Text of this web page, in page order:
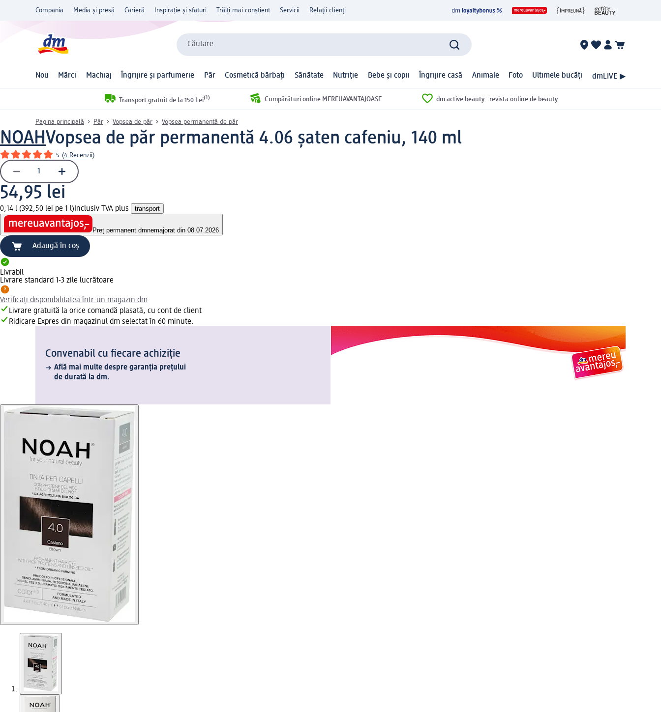
Compania Media și presă Carieră Inspirație și sfaturi Trăiți mai conștient Servicii Relații clienți
Căutare
Nou Mărci Machiaj Îngrijire și parfumerie Păr Cosmetică bărbați Sănătate Nutriție Bebe și copii Îngrijire casă Animale Foto Ultimele bucăți dmLIVE ▶
Transport gratuit de la 150 Lei(1) Cumpărături online MEREUAVANTAJOASE dm active beauty - revista online de beauty
Pagina principală Păr Vopsea de păr Vopsea permanentă de păr
NOAHVopsea de păr permanentă 4.06 șaten cafeniu, 140 ml
5 (4 Recenzii)
54,95 lei
0,14 l (392,50 lei pe 1 l) Inclusiv TVA plus transport
Preț permanent dmnemajorat din 08.07.2026
Adaugă în coș
Livrabil
Livrare standard 1-3 zile lucrătoare
Verificați disponibilitatea într-un magazin dm
Livrare gratuită la orice comandă plasată, cu cont de client
Ridicare Expres din magazinul dm selectat în 60 minute.
Convenabil cu fiecare achiziție
Află mai multe despre garanția prețului
de durată la dm.